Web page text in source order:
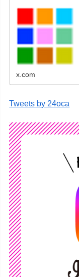
x.com
Tweets by 24oca